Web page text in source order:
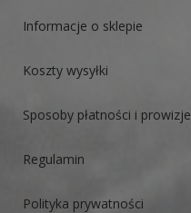
Informacje o sklepie
Koszty wysyłki
Sposoby płatności i prowizje
Regulamin
Polityka prywatności